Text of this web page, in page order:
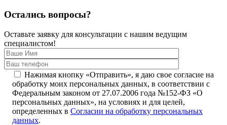
Остались вопросы?
Оставьте заявку для консультации с нашим ведущим
специалистом!
Нажимая кнопку «Отправить», я даю свое согласие на
обработку моих персональных данных, в соответствии с
Федеральным законом от 27.07.2006 года №152-ФЗ «О
персональных данных», на условиях и для целей,
определенных в Согласии на обработку персональных
данных.